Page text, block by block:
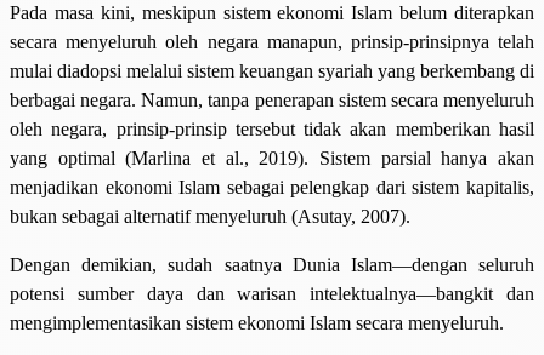
Pada masa kini, meskipun sistem ekonomi Islam belum diterapkan
secara menyeluruh oleh negara manapun, prinsip-prinsipnya telah
mulai diadopsi melalui sistem keuangan syariah yang berkembang di
berbagai negara. Namun, tanpa penerapan sistem secara menyeluruh
oleh negara, prinsip-prinsip tersebut tidak akan memberikan hasil
yang optimal (Marlina et al., 2019). Sistem parsial hanya akan
menjadikan ekonomi Islam sebagai pelengkap dari sistem kapitalis,
bukan sebagai alternatif menyeluruh (Asutay, 2007).
Dengan demikian, sudah saatnya Dunia Islam—dengan seluruh
potensi sumber daya dan warisan intelektualnya—bangkit dan
mengimplementasikan sistem ekonomi Islam secara menyeluruh.